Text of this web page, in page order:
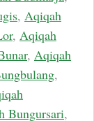
, Aqiqah
, Aqiqah
, Aqiqah
,
Bungursari,